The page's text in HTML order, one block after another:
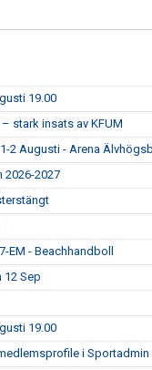
19.00
stark insats av KFUM
2 Augusti - Arena
2026-2027
EM - Beachhandboll
12 Sep
19.00
i Sportadmin